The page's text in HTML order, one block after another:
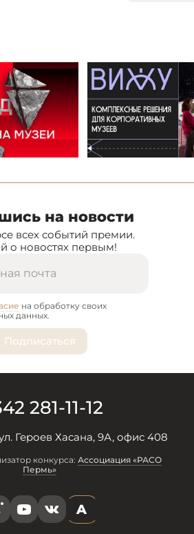
на новости
всех событий премии.
о новостях первым!
на обработку своих
данных.
281-11-12
Героев Хасана, 9А, офис 408
конкурса:Ассоциация «РАСО
Пермь»
Y V A